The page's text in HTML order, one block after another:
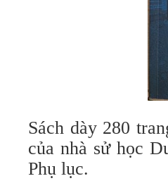
Sách dày 280
của nhà sử học
Phụ lục.